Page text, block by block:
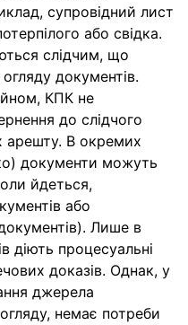
супровідний лист
або свідка.
слідчим, що
документів.
КПК не
до слідчого
арешту. В окремих
документи можуть
йдеться,
або
Лише в
діють процесуальні
доказів. Однак, у
джерела
немає потреби